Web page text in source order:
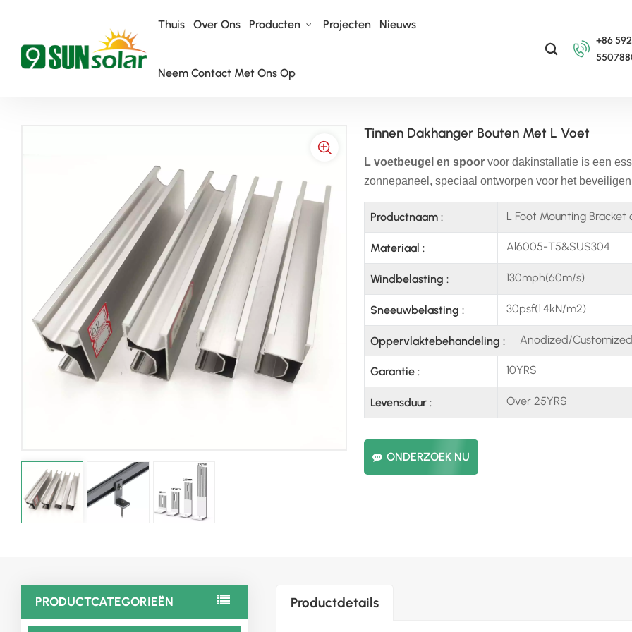
Thuis Over Ons Producten Projecten Nieuws
Neem Contact Met Ons Op
+86 592
Dakmontagesysteem Montagesysteem Voor Tinnen Daken
Tinnen Dakhanger Bouten Met L Voet
L voetbeugel en spoorvoor dakinstallatieis een
zonnepaneel, speciaal ontworpen voor het
Productnaam : L Foot Mounting Bracket
Materiaal : Al6005-T5&SUS304
Windbelasting : 130mph(60m/s)
Sneeuwbelasting : 30psf(1.4kN/m2)
Oppervlaktebehandeling : Anodized/Customized
Garantie : 10YRS
Levensduur : Over 25YRS
ONDERZOEK NU
PRODUCTCATEGORIEËN Productdetails